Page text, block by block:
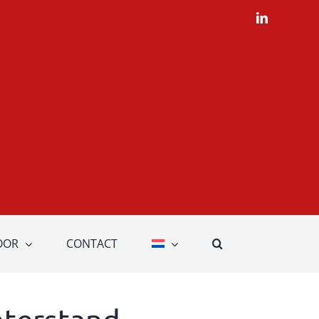
LinkedIn
CONTACT